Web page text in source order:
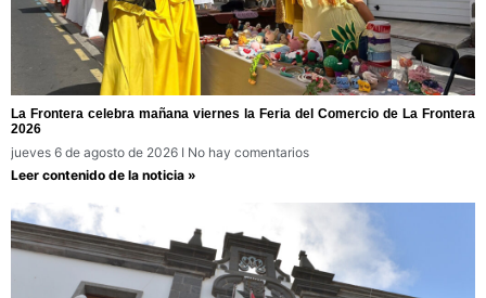
La Frontera celebra mañana viernes la Feria del Comercio de La Frontera
2026
jueves 6 de agosto de 2026
No hay comentarios
Leer contenido de la noticia »